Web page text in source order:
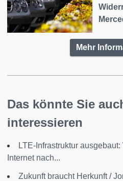
Mehr
Das könnte Sie
interessieren
LTE-Infrastruktur
Internet nach...
Zukunft braucht Herkunft /